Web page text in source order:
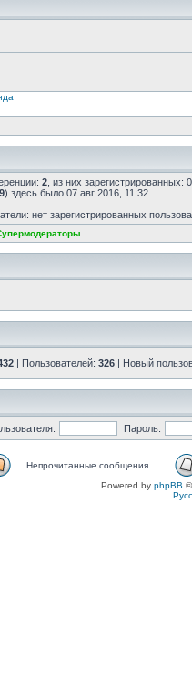
2 , из них
) здесь было 07 авг 2016, 11:32
нет зарегистрированных
| Пользователей: 326 | Новый
Пароль:
Непрочитанные сообщения
Powered by phpBB